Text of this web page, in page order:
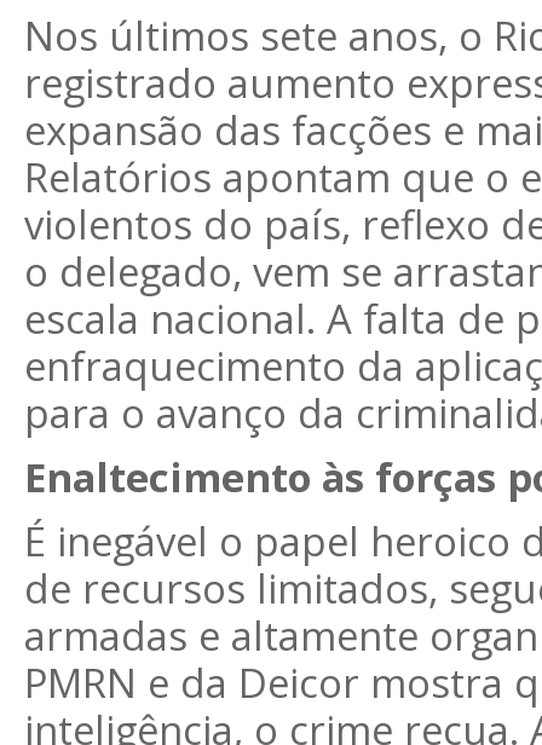
Nos últimos sete anos, o
registrado aumento
expansão das facções e
Relatórios apontam que o
violentos do país, reflexo
o delegado, vem se
escala nacional. A falta de
enfraquecimento da
para o avanço da
Enaltecimento às forças
É inegável o papel heroico
de recursos limitados,
armadas e altamente
PMRN e da Deicor mostra
inteligência, o crime recua.